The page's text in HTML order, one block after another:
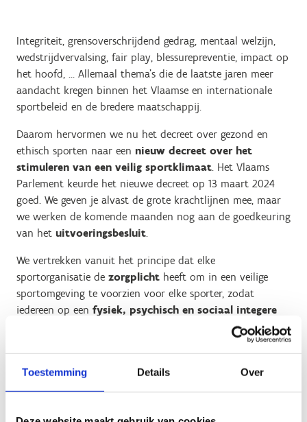
Toestemming Details Over
Integriteit, grensoverschrijdend gedrag, mentaal welzijn,
wedstrijdvervalsing, fair play, blessurepreventie, impact op
het hoofd, … Allemaal thema’s die de laatste jaren meer
aandacht kregen binnen het Vlaamse en internationale
sportbeleid en de bredere maatschappij.
Daarom hervormen we nu het decreet over gezond en
ethisch sporten naar een nieuw decreet over het
stimuleren van een veilig sportklimaat. Het Vlaams
Parlement keurde het nieuwe decreet op 13 maart 2024
goed. We geven je alvast de grote krachtlijnen mee, maar
we werken de komende maanden nog aan de goedkeuring
van het uitvoeringsbesluit.
We vertrekken vanuit het principe dat elke
sportorganisatie de zorgplicht heeft om in een veilige
sportomgeving te voorzien voor elke sporter, zodat
iedereen op een fysiek, psychisch en sociaal integere
sport kan beoefenen. We gaan voor een
vanuit een centraal begrip "veilig
thema's, en een bijzondere aandacht voor de minderjarige
sporter.